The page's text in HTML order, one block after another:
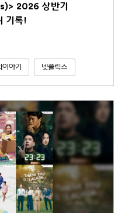
2026 상반기
기록!
야기 넷플릭스